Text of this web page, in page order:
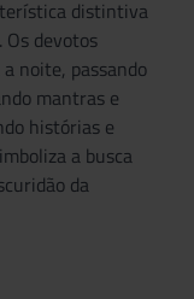
distintiva
devotos
noite, passando
mantras e
histórias e
a busca
da